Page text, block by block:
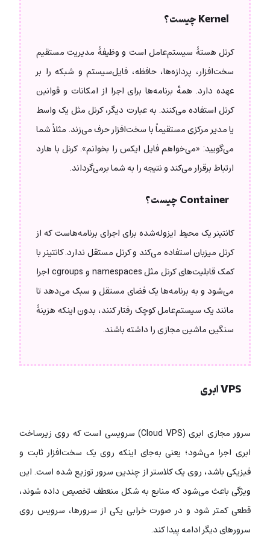
Kernel چیست؟
کرنل هستۀ سیستم‌عامل است و وظیفۀ مدیریت مستقیم
سخت‌افزار، پردازه‌ها، حافظه، فایل‌سیستم و شبکه را بر
عهده دارد. همهٔ برنامه‌ها برای اجرا از امکانات و قوانین
کرنل استفاده می‌کنند. به عبارت دیگر، کرنل مثل یک واسط
یا مدیر مرکزی مستقیماً با سخت‌افزار حرف می‌زند. مثلاً شما
می‌گویید: «می‌خواهم فایل ایکس را بخوانم». کرنل با هارد
ارتباط برقرار می‌کند و نتیجه را به شما برمی‌گرداند.
Container چیست؟
کانتینر یک محیط ایزوله‌شده برای اجرای برنامه‌هاست که از
کرنل میزبان استفاده می‌کند و کرنل مستقل ندارد. کانتینر با
کمک قابلیت‌های کرنل مثل namespaces و cgroups اجرا
می‌شود و به برنامه‌ها یک فضای مستقل و سبک می‌دهد تا
مانند یک سیستم‌عامل کوچک رفتار کنند، بدون اینکه هزینۀ
سنگین ماشین مجازی را داشته باشند.
VPS ابری
سرور مجازی ابری (Cloud VPS) سرویسی است که روی زیرساخت
ابری اجرا می‌شود؛ یعنی به‌جای اینکه روی یک سخت‌افزار ثابت و
فیزیکی باشد، روی یک کلاستر از چندین سرور توزیع شده است. این
ویژگی باعث می‌شود که منابع به شکل منعطف تخصیص داده شوند،
قطعی کمتر شود و در صورت خرابی یکی از سرورها، سرویس روی
سرورهای دیگر ادامه پیدا کند.